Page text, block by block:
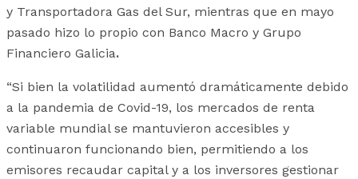
y Transportadora Gas del Sur, mientras que en mayo
pasado hizo lo propio con Banco Macro y Grupo
Financiero Galicia.
“Si bien la volatilidad aumentó dramáticamente debido
a la pandemia de Covid-19, los mercados de renta
variable mundial se mantuvieron accesibles y
continuaron funcionando bien, permitiendo a los
emisores recaudar capital y a los inversores gestionar